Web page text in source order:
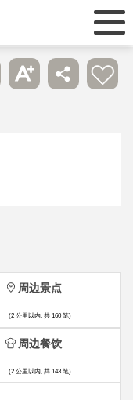
周边景点
(2 公里以内, 共 160 笔)
周边餐饮
(2 公里以内, 共 143 笔)